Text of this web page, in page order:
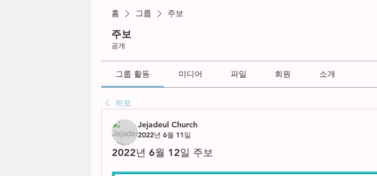
홈 그룹 주보
주보
공개
그룹 활동 미디어 파일 회원 소개
뒤로
Jejadeul Church
2022년 6월 11일
2022년 6월 12일 주보